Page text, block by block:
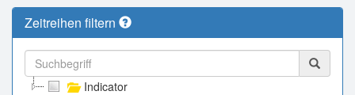
Zeitreihen filtern
Indicator